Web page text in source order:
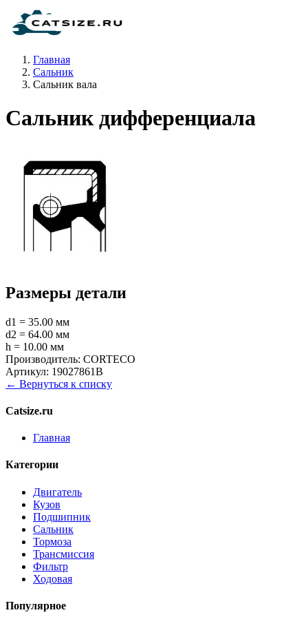
Главная
Сальник
Сальник вала
Сальник дифференциала
Размеры детали
d1 = 35.00 мм
d2 = 64.00 мм
h = 10.00 мм
Производитель: CORTECO
Артикул: 19027861B
← Вернуться к списку
Catsize.ru
Главная
Категории
Двигатель
Кузов
Подшипник
Сальник
Тормоза
Трансмиссия
Фильтр
Ходовая
Популярное